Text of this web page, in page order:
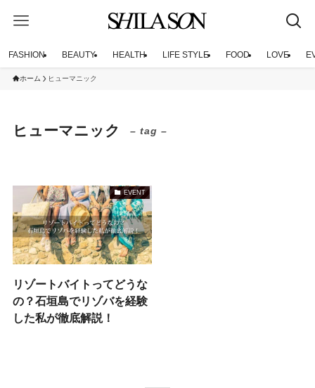
FASHION BEAUTY HEALTH LIFE STYLE FOOD LOVE
ホーム ヒューマニック
ヒューマニック – tag –
EVENT
リゾートバイトってどうな
の？石垣島でリゾバを経験
した私が徹底解説！